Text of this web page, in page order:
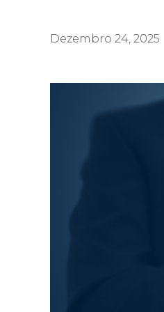
Dezembro 24, 2025